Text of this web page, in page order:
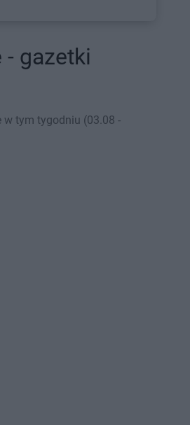
- gazetki
w tym tygodniu (03.08 -